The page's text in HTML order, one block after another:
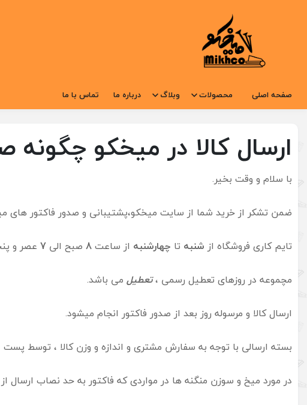
صفحه اصلی محصولات وبلاگ درباره ما تماس با ما
ارسال کالا در میخکو
با سلام و وقت بخیر.
ضمن تشکر از خرید شما از سایت میخکو،پشتیبانی و صدور فاکتور
تایم کاری فروشگاه از شنبه تا چهارشنبه از ساعت8 صبح الی 7 عصر و
مچموعه در روزهای تعطیل رسمی ،تعطیل می باشد.
ارسال کالا و مرسوله روز بعد از صدور فاکتور انجام میشود.
بسته ارسالی با توجه به سفارش مشتری و اندازه و وزن کالا ، توسط
در مورد میخ و سوزن منگنه ها در مواردی که فاکتور به حد نصاب ارسال از